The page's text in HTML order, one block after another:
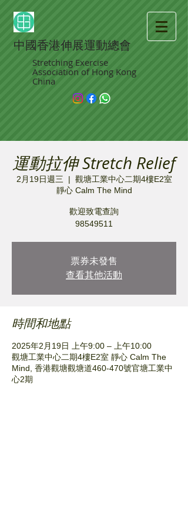
中國香港伸展運動總會
Stretching Exercise
Association of Hong Kong
China
運動拉伸 Stretch Relief
2月19日週三
  |
觀塘工業中心二期4樓E2室
靜心 Calm The Mind
歡迎致電查詢
98549511
票券未發售
查看其他活動
時間和地點
2025年2月19日 上午9:00 – 上午10:00
觀塘工業中心二期4樓E2室 靜心 Calm The
Mind, 香港觀塘觀塘道460-470號官塘工業中
心2期